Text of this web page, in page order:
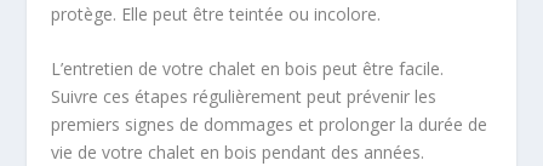
protège. Elle peut être teintée ou incolore.
L’entretien de votre chalet en bois peut être facile.
Suivre ces étapes régulièrement peut prévenir les
premiers signes de dommages et prolonger la durée de
vie de votre chalet en bois pendant des années.